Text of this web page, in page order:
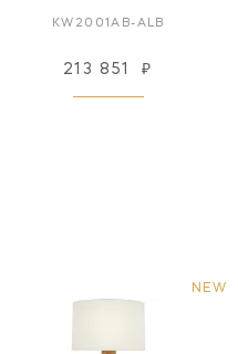
KW2001AB-ALB
213 851 ₽
NEW